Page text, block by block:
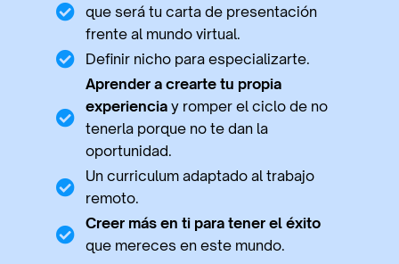
que será tu carta de presentación
frente al mundo virtual.
Definir nicho para especializarte.
Aprender a crearte tu propia
experiencia y romper el ciclo de no
tenerla porque no te dan la
oportunidad.
Un curriculum adaptado al trabajo
remoto.
Creer más en ti para tener el éxito
que mereces en este mundo.